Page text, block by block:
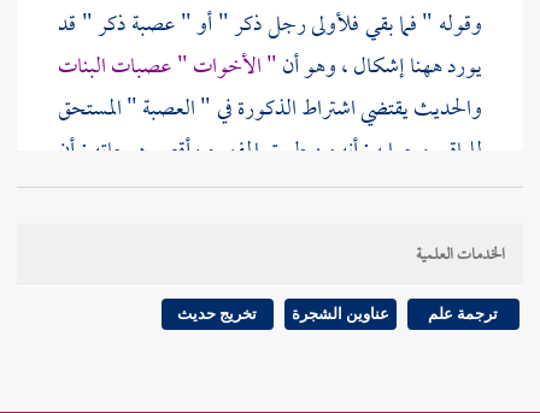
وقوله " فما بقي فلأولى رجل ذكر " أو " عصبة ذكر " قد
يورد ههنا إشكال ، وهو أن" الأخوات " عصبات البنات
والحديث يقتضي اشتراط الذكورة في " العصبة " المستحق
للباقي وجوابه : أنه من طريق المفهوم وأقصى درجاته : أن
يكون له عموم فيخص بالحديث الدال على ذلك الحكم
وأعني : أن " الأخوات " عصبات البنات
الخدمات العلمية
ترجمة علم عناوين الشجرة تخريج حديث